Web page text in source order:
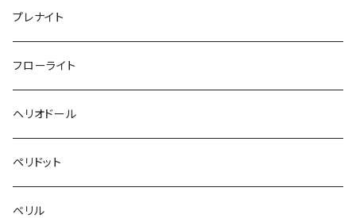
プレナイト
フローライト
ヘリオドール
ペリドット
ベリル